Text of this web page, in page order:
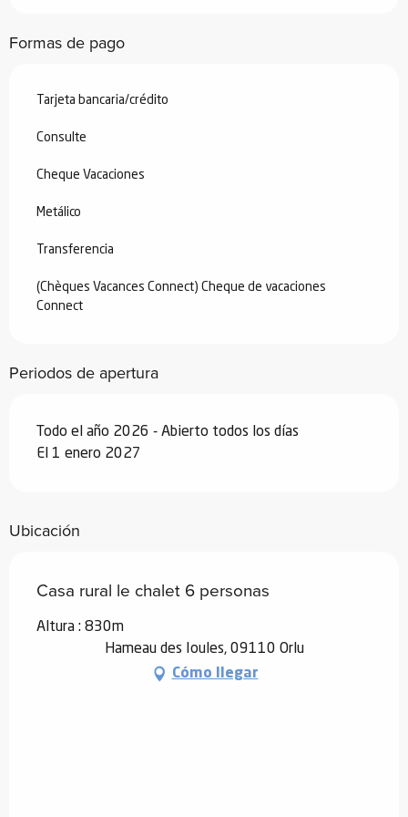
Desde
Desde19 diciembre 2026
Formas de pago
Tarjeta bancaria/crédito
Consulte
Cheque Vacaciones
Metálico
Transferencia
(Chèques Vacances Connect) Cheque de vacaciones
Connect
Periodos de apertura
Todo el año 2026 - Abierto todos los días
El 1 enero 2027
Ubicación
Casa rural le chalet 6 personas
Altura : 830m
Hameau des Ioules, 09110 Orlu
Cómo llegar